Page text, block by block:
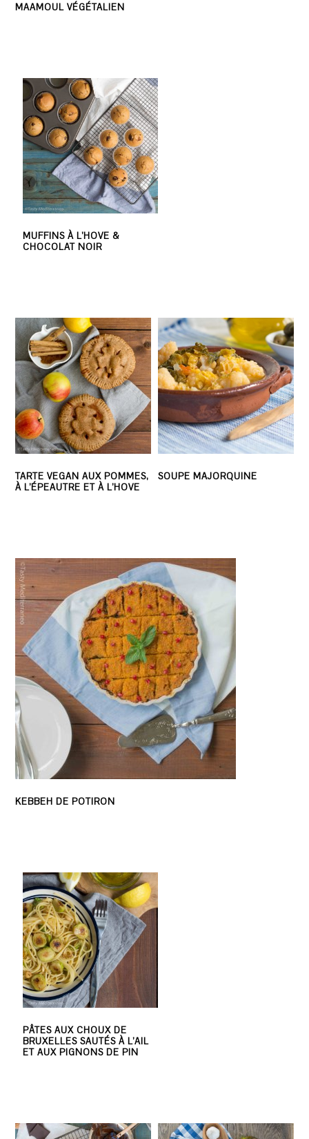
MAAMOUL VÉGÉTALIEN
MUFFINS À L’HOVE &
CHOCOLAT NOIR
TARTE VEGAN AUX POMMES,
À L’ÉPEAUTRE ET À L’HOVE
SOUPE MAJORQUINE
KEBBEH DE POTIRON
PÂTES AUX CHOUX DE
BRUXELLES SAUTÉS À L’AIL
ET AUX PIGNONS DE PIN